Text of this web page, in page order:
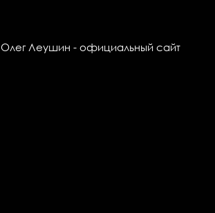
Олег Леушин - официальный сайт